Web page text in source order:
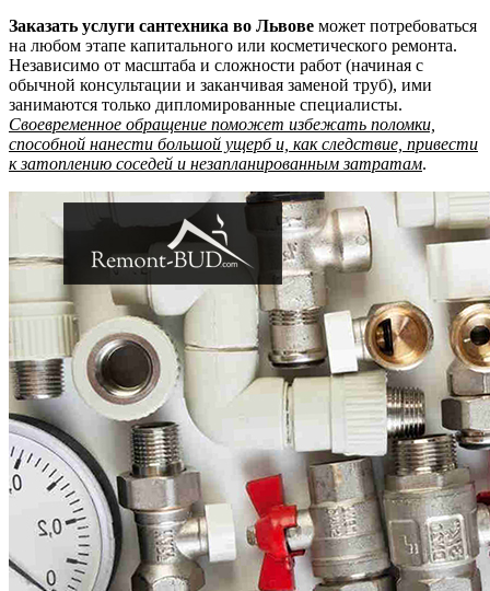
Заказать услуги сантехника во Львове может потребоваться
на любом этапе капитального или косметического ремонта.
Независимо от масштаба и сложности работ (начиная с
обычной консультации и заканчивая заменой труб), ими
занимаются только дипломированные специалисты.
Своевременное обращение поможет избежать поломки,
способной нанести большой ущерб и, как следствие, привести
к затоплению соседей и незапланированным затратам.